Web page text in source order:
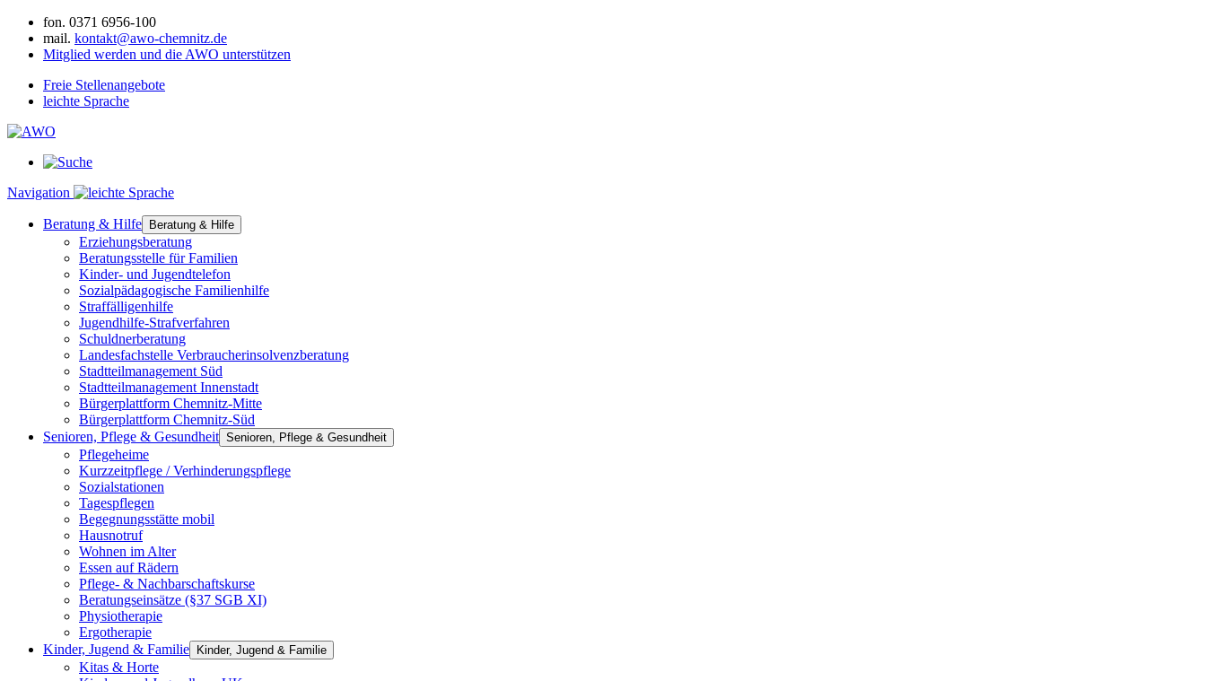
fon. 0371 6956-100
mail. kontakt@awo-chemnitz.de
Mitglied werden und die AWO unterstützen
Freie Stellenangebote
leichte Sprache
Navigation
Beratung & Hilfe Beratung & Hilfe
Erziehungsberatung
Beratungsstelle für Familien
Kinder- und Jugendtelefon
Sozialpädagogische Familienhilfe
Straffälligenhilfe
Jugendhilfe-Strafverfahren
Schuldnerberatung
Landesfachstelle Verbraucherinsolvenzberatung
Stadtteilmanagement Süd
Stadtteilmanagement Innenstadt
Bürgerplattform Chemnitz-Mitte
Bürgerplattform Chemnitz-Süd
Senioren, Pflege & Gesundheit Senioren, Pflege & Gesundheit
Pflegeheime
Kurzzeitpflege / Verhinderungspflege
Sozialstationen
Tagespflegen
Begegnungsstätte mobil
Hausnotruf
Wohnen im Alter
Essen auf Rädern
Pflege- & Nachbarschaftskurse
Beratungseinsätze (§37 SGB XI)
Physiotherapie
Ergotherapie
Kinder, Jugend & Familie
Kinder, Jugend & Familie
Kitas & Horte